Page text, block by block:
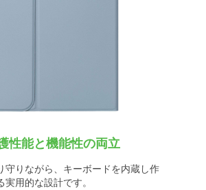
性能と機能性の両立
守りながら、キーボードを内蔵し作
用的な設計です。